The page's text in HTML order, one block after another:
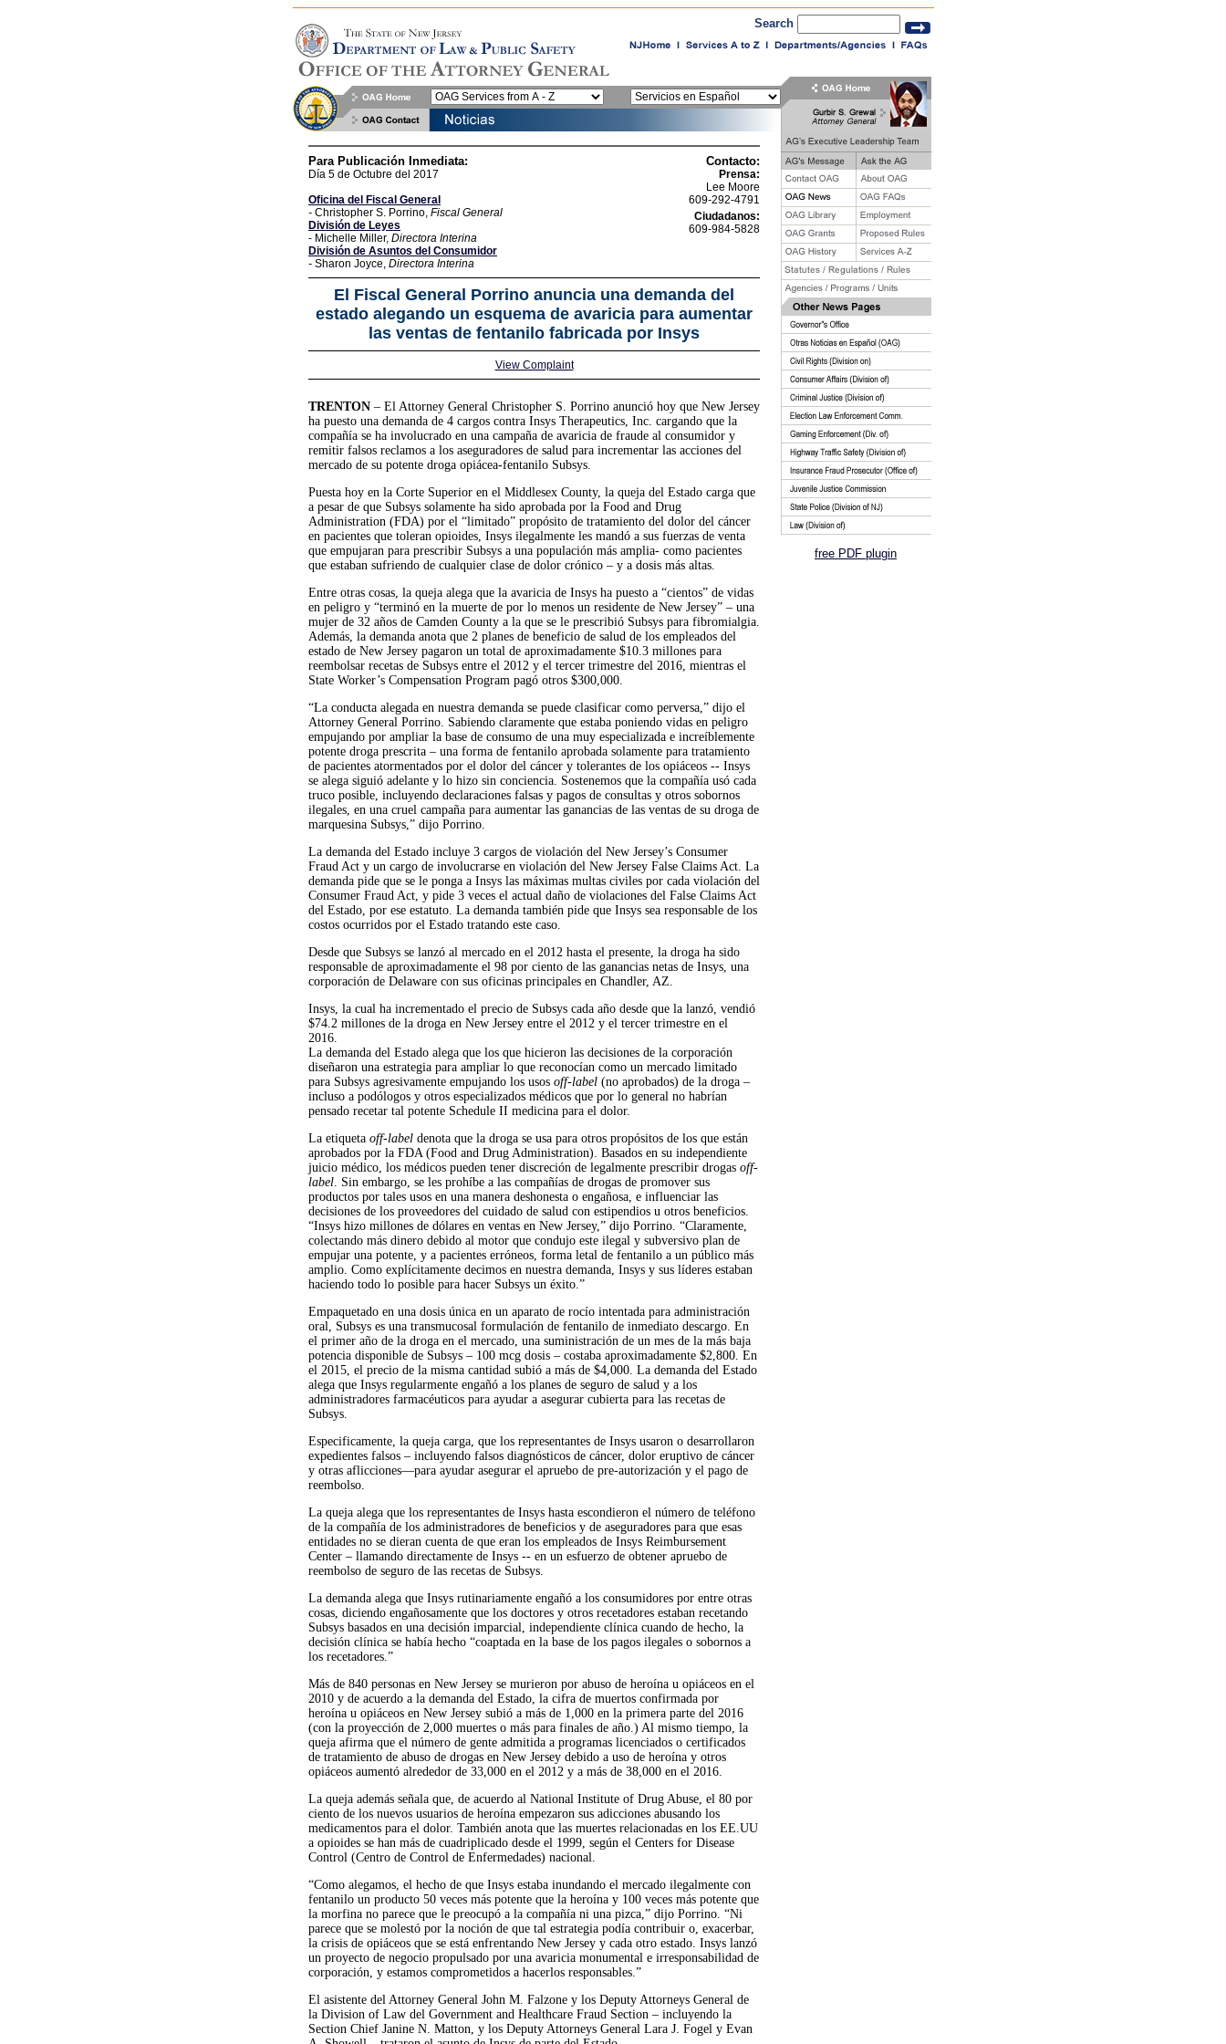
Search
Para Publicación Inmediata: Contacto:
Día 5 de Octubre del 2017
Oficina del Fiscal General
- Christopher S. Porrino, Fiscal General
División de Leyes
- Michelle Miller, Directora Interina
División de Asuntos del Consumidor
- Sharon Joyce, Directora Interina
Prensa:
Lee Moore
609-292-4791
Ciudadanos:
609-984-5828
El Fiscal General Porrino anuncia una demanda del
estado alegando un esquema de avaricia para aumentar
las ventas de fentanilo fabricada por Insys
View Complaint
TRENTON – El Attorney General Christopher S. Porrino anunció hoy que New Jersey
ha puesto una demanda de 4 cargos contra Insys Therapeutics, Inc. cargando que la
compañía se ha involucrado en una campaña de avaricia de fraude al consumidor y
remitir falsos reclamos a los aseguradores de salud para incrementar las acciones del
mercado de su potente droga opiácea-fentanilo Subsys.
Puesta hoy en la Corte Superior en el Middlesex County, la queja del Estado carga que
a pesar de que Subsys solamente ha sido aprobada por la Food and Drug
Administration (FDA) por el “limitado” propósito de tratamiento del dolor del cáncer
en pacientes que toleran opioides, Insys ilegalmente les mandó a sus fuerzas de venta
que empujaran para prescribir Subsys a una populación más amplia- como pacientes
que estaban sufriendo de cualquier clase de dolor crónico – y a dosis más altas.
Entre otras cosas, la queja alega que la avaricia de Insys ha puesto a “cientos” de vidas
en peligro y “terminó en la muerte de por lo menos un residente de New Jersey” – una
mujer de 32 años de Camden County a la que se le prescribió Subsys para fibromialgia.
Además, la demanda anota que 2 planes de beneficio de salud de los empleados del
estado de New Jersey pagaron un total de aproximadamente $10.3 millones para
reembolsar recetas de Subsys entre el 2012 y el tercer trimestre del 2016, mientras el
State Worker’s Compensation Program pagó otros $300,000.
“La conducta alegada en nuestra demanda se puede clasificar como perversa,” dijo el
Attorney General Porrino. Sabiendo claramente que estaba poniendo vidas en peligro
empujando por ampliar la base de consumo de una muy especializada e increíblemente
potente droga prescrita – una forma de fentanilo aprobada solamente para tratamiento
de pacientes atormentados por el dolor del cáncer y tolerantes de los opiáceos -- Insys
se alega siguió adelante y lo hizo sin conciencia. Sostenemos que la compañía usó cada
truco posible, incluyendo declaraciones falsas y pagos de consultas y otros sobornos
ilegales, en una cruel campaña para aumentar las ganancias de las ventas de su droga de
marquesina Subsys,” dijo Porrino.
La demanda del Estado incluye 3 cargos de violación del New Jersey’s Consumer
Fraud Act y un cargo de involucrarse en violación del New Jersey False Claims Act. La
demanda pide que se le ponga a Insys las máximas multas civiles por cada violación del
Consumer Fraud Act, y pide 3 veces el actual daño de violaciones del False Claims Act
del Estado, por ese estatuto. La demanda también pide que Insys sea responsable de los
costos ocurridos por el Estado tratando este caso.
Desde que Subsys se lanzó al mercado en el 2012 hasta el presente, la droga ha sido
responsable de aproximadamente el 98 por ciento de las ganancias netas de Insys, una
corporación de Delaware con sus oficinas principales en Chandler, AZ.
Insys, la cual ha incrementado el precio de Subsys cada año desde que la lanzó, vendió
$74.2 millones de la droga en New Jersey entre el 2012 y el tercer trimestre en el
2016.
La demanda del Estado alega que los que hicieron las decisiones de la corporación
diseñaron una estrategia para ampliar lo que reconocían como un mercado limitado
para Subsys agresivamente empujando los usos off-label (no aprobados) de la droga –
incluso a podólogos y otros especializados médicos que por lo general no habrían
pensado recetar tal potente Schedule II medicina para el dolor.
La etiqueta off-label denota que la droga se usa para otros propósitos de los que están
aprobados por la FDA (Food and Drug Administration). Basados en su independiente
juicio médico, los médicos pueden tener discreción de legalmente prescribir drogas off-
label. Sin embargo, se les prohíbe a las compañías de drogas de promover sus
productos por tales usos en una manera deshonesta o engañosa, e influenciar las
decisiones de los proveedores del cuidado de salud con estipendios u otros beneficios.
“Insys hizo millones de dólares en ventas en New Jersey,” dijo Porrino. “Claramente,
colectando más dinero debido al motor que condujo este ilegal y subversivo plan de
empujar una potente, y a pacientes erróneos, forma letal de fentanilo a un público más
amplio. Como explícitamente decimos en nuestra demanda, Insys y sus líderes estaban
haciendo todo lo posible para hacer Subsys un éxito.”
Empaquetado en una dosis única en un aparato de rocío intentada para administración
oral, Subsys es una transmucosal formulación de fentanilo de inmediato descargo. En
el primer año de la droga en el mercado, una suministración de un mes de la más baja
potencia disponible de Subsys – 100 mcg dosis – costaba aproximadamente $2,800. En
el 2015, el precio de la misma cantidad subió a más de $4,000. La demanda del Estado
alega que Insys regularmente engañó a los planes de seguro de salud y a los
administradores farmacéuticos para ayudar a asegurar cubierta para las recetas de
Subsys.
​Especificamente, la queja carga, que los representantes de Insys usaron o desarrollaron
expedientes falsos – incluyendo falsos diagnósticos de cáncer, dolor eruptivo de cáncer
y otras aflicciones—para ayudar asegurar el apruebo de pre-autorización y el pago de
reembolso.
La queja alega que los representantes de Insys hasta escondieron el número de teléfono
de la compañía de los administradores de beneficios y de aseguradores para que esas
entidades no se dieran cuenta de que eran los empleados de Insys Reimbursement
Center – llamando directamente de Insys -- en un esfuerzo de obtener apruebo de
reembolso de seguro de las recetas de Subsys.
La demanda alega que Insys rutinariamente engañó a los consumidores por entre otras
cosas, diciendo engañosamente que los doctores y otros recetadores estaban recetando
Subsys basados en una decisión imparcial, independiente clínica cuando de hecho, la
decisión clínica se había hecho “coaptada en la base de los pagos ilegales o sobornos a
los recetadores.”
Más de 840 personas en New Jersey se murieron por abuso de heroína u opiáceos en el
2010 y de acuerdo a la demanda del Estado, la cifra de muertos confirmada por
heroína u opiáceos en New Jersey subió a más de 1,000 en la primera parte del 2016
(con la proyección de 2,000 muertes o más para finales de año.) Al mismo tiempo, la
queja afirma que el número de gente admitida a programas licenciados o certificados
de tratamiento de abuso de drogas en New Jersey debido a uso de heroína y otros
opiáceos aumentó alrededor de 33,000 en el 2012 y a más de 38,000 en el 2016.
La queja además señala que, de acuerdo al National Institute of Drug Abuse, el 80 por
ciento de los nuevos usuarios de heroína empezaron sus adicciones abusando los
medicamentos para el dolor. También anota que las muertes relacionadas en los EE.UU
a opioides se han más de cuadriplicado desde el 1999, según el Centers for Disease
Control (Centro de Control de Enfermedades) nacional.
“Como alegamos, el hecho de que Insys estaba inundando el mercado ilegalmente con
fentanilo un producto 50 veces más potente que la heroína y 100 veces más potente que
la morfina no parece que le preocupó a la compañía ni una pizca,” dijo Porrino. “Ni
parece que se molestó por la noción de que tal estrategia podía contribuir o, exacerbar,
la crisis de opiáceos que se está enfrentando New Jersey y cada otro estado. Insys lanzó
un proyecto de negocio propulsado por una avaricia monumental e irresponsabilidad de
corporación, y estamos comprometidos a hacerlos responsables.”
El asistente del Attorney General John M. Falzone y los Deputy Attorneys General de
la Division of Law del Government and Healthcare Fraud Section – incluyendo la
Section Chief Janine N. Matton, y los Deputy Attorneys General Lara J. Fogel y Evan
free PDF plugin